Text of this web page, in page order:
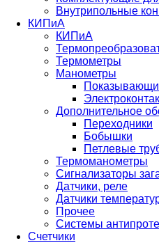
Внутрипольные
КИПиА
КИПиА
Термометры
Манометры
Дополнительное
Переходники
Бобышки
Петлевые
Термоманометры
Сигнализаторы
Датчики, реле
Датчики
Прочее
Системы
Счетчики